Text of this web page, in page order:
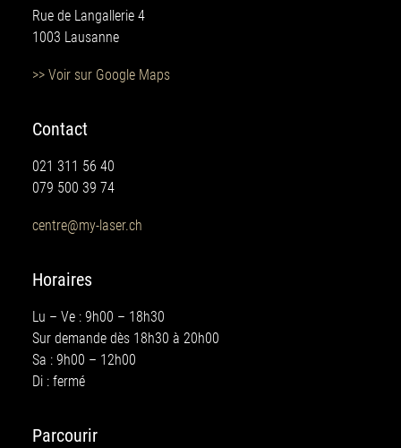
Rue de Langallerie 4
1003 Lausanne
>> Voir sur Google Maps
Contact
021 311 56 40
079 500 39 74
centre@my-laser.ch
Horaires
Lu – Ve : 9h00 – 18h30
Sur demande dès 18h30 à 20h00
Sa : 9h00 – 12h00
Di : fermé
Parcourir